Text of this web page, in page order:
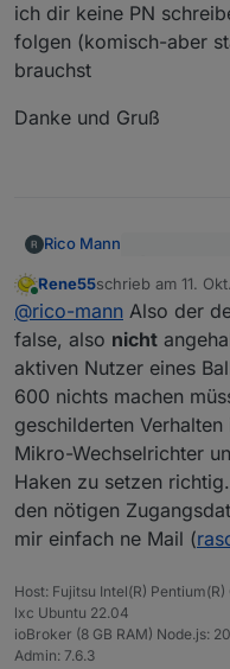
ich dir keine PN
folgen (komisch-aber
brauchst
Danke und Gruß
Rico Mann
Checkbox
"Inverter"
noch in
sauber
einer
Kannst du
Für die
ob davon
einen MI-
Blindflug.
Guten Abend
also die
Inverter
default)
Da gab es
Danach habe
Datenpunkte
Online
Rene55schrieb am 11.
zuletzt editiert von
@rico-mann Also der
false, also nicht
aktiven Nutzer eines
600 nichts machen
geschilderten
Mikro-Wechselrichter
Haken zu setzen
den nötigen
mir einfach ne Mail (
Host: Fujitsu Intel(R)
lxc Ubuntu 22.04
ioBroker (8 GB RAM) Node.js:
Admin: 7.6.3